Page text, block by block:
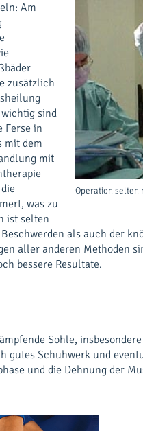
Operation selten
Am
zusätzlich
sind
Ferse in
mit dem
mit
was zu
ist selten
als auch der
aller anderen Methoden
bessere Resultate.
Sohle,
gutes Schuhwerk und
und die Dehnung der